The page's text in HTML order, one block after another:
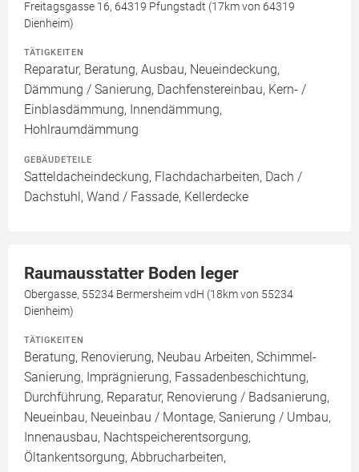
Freitagsgasse 16, 64319 Pfungstadt (17km von 64319
Dienheim)
TÄTIGKEITEN
Reparatur, Beratung, Ausbau, Neueindeckung,
Dämmung / Sanierung, Dachfenstereinbau, Kern- /
Einblasdämmung, Innendämmung,
Hohlraumdämmung
GEBÄUDETEILE
Satteldacheindeckung, Flachdacharbeiten, Dach /
Dachstuhl, Wand / Fassade, Kellerdecke
Raumausstatter Boden leger
Obergasse, 55234 Bermersheim vdH (18km von 55234
Dienheim)
TÄTIGKEITEN
Beratung, Renovierung, Neubau Arbeiten, Schimmel-
Sanierung, Imprägnierung, Fassadenbeschichtung,
Durchführung, Reparatur, Renovierung / Badsanierung,
Neueinbau, Neueinbau / Montage, Sanierung / Umbau,
Innenausbau, Nachtspeicherentsorgung,
Öltankentsorgung, Abbrucharbeiten,